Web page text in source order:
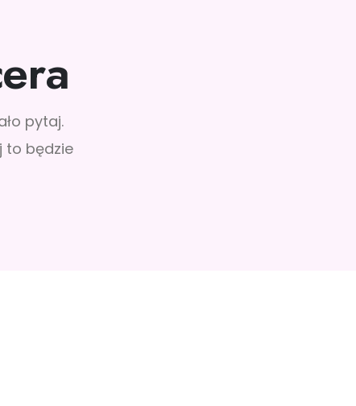
pytaj.
to będzie